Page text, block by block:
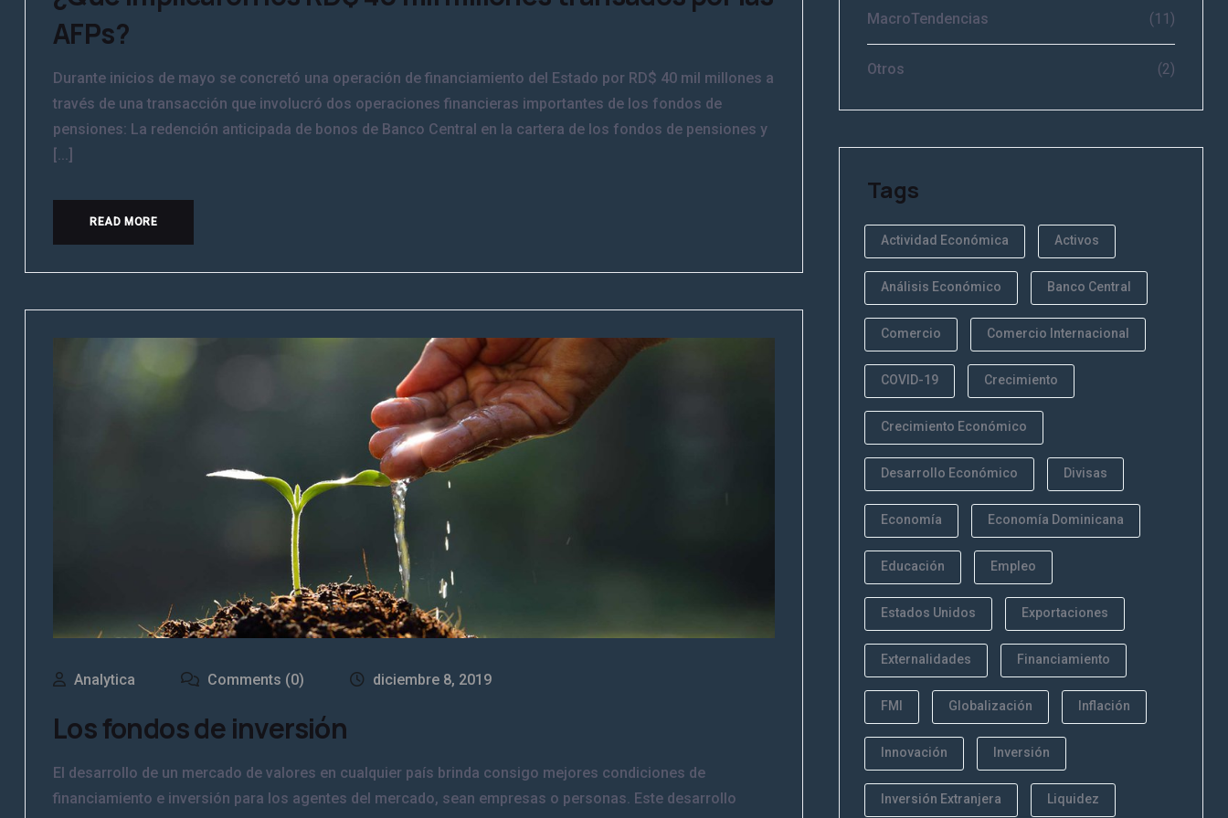
AFPs?
Durante inicios de mayo se concretó una operación de financiamiento del Estado por RD$ 40 mil millones a
través de una transacción que involucró dos operaciones financieras importantes de los fondos de
pensiones: La redención anticipada de bonos de Banco Central en la cartera de los fondos de pensiones y
[...]
READ MORE
Analytica Comments (0) diciembre 8, 2019
Los fondos de inversión
El desarrollo de un mercado de valores en cualquier país brinda consigo mejores condiciones de
financiamiento e inversión para los agentes del mercado, sean empresas o personas. Este desarrollo
MacroTendencias (11)
Otros (2)
Tags
Actividad Económica Activos
Análisis Económico Banco Central
Comercio Comercio Internacional
COVID-19 Crecimiento
Crecimiento Económico
Desarrollo Económico Divisas
Economía Economía Dominicana
Educación Empleo
Estados Unidos Exportaciones
Externalidades Financiamiento
FMI Globalización Inflación
Innovación Inversión
Inversión Extranjera Liquidez